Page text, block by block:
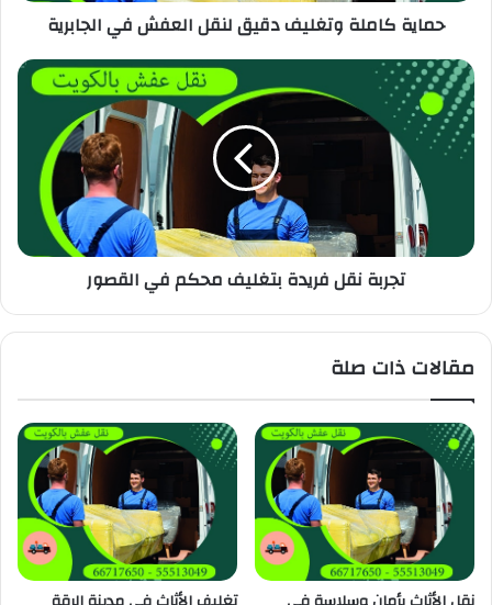
حماية كاملة وتغليف دقيق لنقل العفش في الجابرية
تجربة نقل فريدة بتغليف محكم في القصور
مقالات ذات صلة